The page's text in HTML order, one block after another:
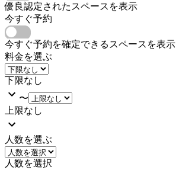
優良認定されたスペースを表示
今すぐ予約
今すぐ予約を確定できるスペースを表示
料金を選ぶ
下限なし
〜
上限なし
人数を選ぶ
人数を選択